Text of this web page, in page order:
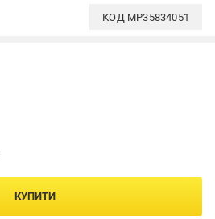
КОД MP35834051
КУПИТИ